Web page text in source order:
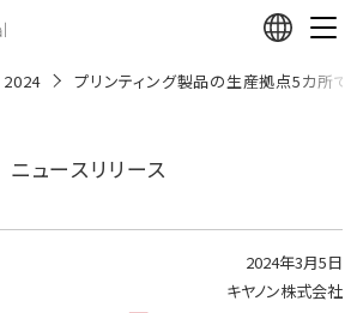
2024 プリンティング製品の生産拠点5カ所
ニュースリリース
2024年3月5日
キヤノン株式会社